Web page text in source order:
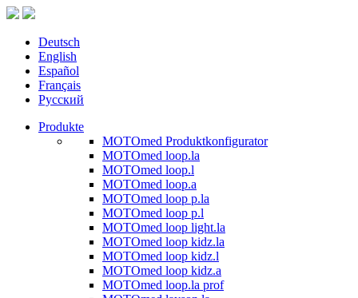
Deutsch
English
Español
Français
Русский
Produkte
MOTOmed Produktkonfigurator
MOTOmed loop.la
MOTOmed loop.l
MOTOmed loop.a
MOTOmed loop p.la
MOTOmed loop p.l
MOTOmed loop light.la
MOTOmed loop kidz.la
MOTOmed loop kidz.l
MOTOmed loop kidz.a
MOTOmed loop.la prof